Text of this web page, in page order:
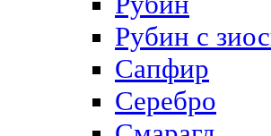
Рубин с
Сапфир
Серебро